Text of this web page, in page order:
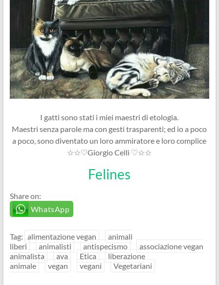
I gatti sono stati i miei maestri di etologia.
Maestri senza parole ma con gesti trasparenti; ed io a poco
a poco, sono diventato un loro ammiratore e loro complice
☆☆♡Giorgio Celli ♡☆☆
Felines
Share on:
WhatsApp
Tag: alimentazione vegan
animali
liberi
animalisti antispecismo
associazione vegan
animalista
ava Etica
liberazione
animale
vegan vegani Vegetariani